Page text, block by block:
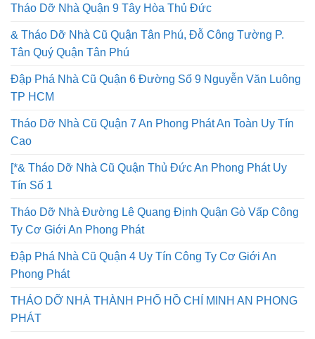
Tháo Dỡ Nhà Quận 9 Tây Hòa Thủ Đức
& Tháo Dỡ Nhà Cũ Quận Tân Phú, Đỗ Công Tường P.
Tân Quý Quận Tân Phú
Đập Phá Nhà Cũ Quận 6 Đường Số 9 Nguyễn Văn Luông
TP HCM
Tháo Dỡ Nhà Cũ Quận 7 An Phong Phát An Toàn Uy Tín
Cao
[*& Tháo Dỡ Nhà Cũ Quận Thủ Đức An Phong Phát Uy
Tín Số 1
Tháo Dỡ Nhà Đường Lê Quang Định Quận Gò Vấp Công
Ty Cơ Giới An Phong Phát
Đập Phá Nhà Cũ Quận 4 Uy Tín Công Ty Cơ Giới An
Phong Phát
THÁO DỠ NHÀ THÀNH PHỐ HỒ CHÍ MINH AN PHONG
PHÁT